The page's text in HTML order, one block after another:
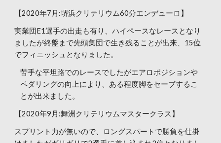
【2020年7月:堺浜クリテリウム60分エンデューロ】
実業団E1選手の出走も有り、ハイペースなレースとなり
ましたが終盤まで先頭集団で生き残ることが出来、15位
でフィニッシュとなりました。
苦手な平坦路でのレースでしたがエアロポジションや
ペダリングの向上により、ある程度脚をセーブするこ
とが出来ました。
【2020年9月:舞洲クリテリウムマスタークラス】
スプリント力が無いので、ロングスパートで勝負を仕掛